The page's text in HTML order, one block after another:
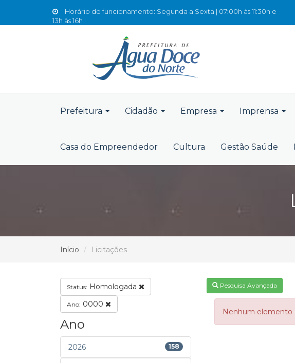
Horário de funcionamento: Segunda a Sexta | 07:00h às 11:30h e
13h às 16h
Prefeitura Cidadão Empresa Imprensa
Casa do Empreendedor Cultura Gestão Saúde
Início Licitações
Status: Homologada
Ano: 0000
Ano
2026 158
Pesquisa Avançada
Nenhum elemento